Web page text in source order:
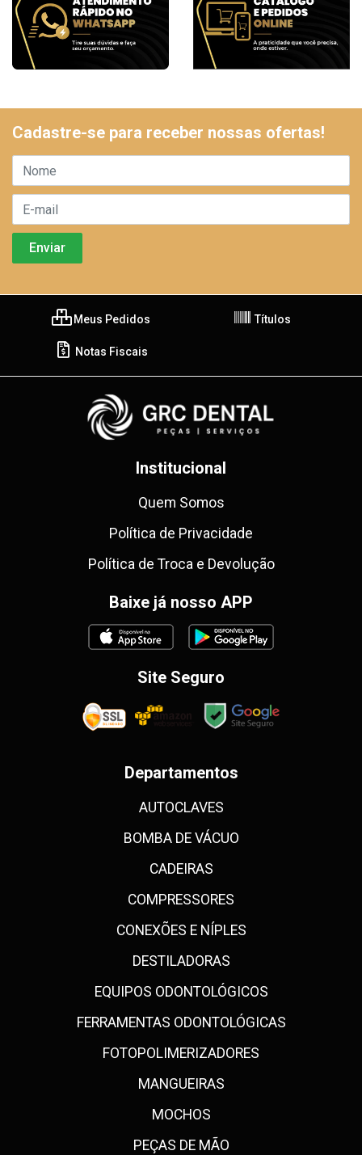
Cadastre-se para receber nossas ofertas!
Meus Pedidos Títulos
Notas Fiscais
Institucional
Quem Somos
Política de Privacidade
Política de Troca e Devolução
Baixe já nosso APP
Site Seguro
Departamentos
AUTOCLAVES
BOMBA DE VÁCUO
CADEIRAS
COMPRESSORES
CONEXÕES E NÍPLES
DESTILADORAS
EQUIPOS ODONTOLÓGICOS
FERRAMENTAS ODONTOLÓGICAS
FOTOPOLIMERIZADORES
MANGUEIRAS
MOCHOS
PEÇAS DE MÃO